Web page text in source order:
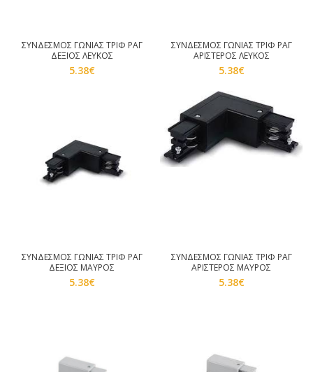
ΣΥΝΔΕΣΜΟΣ ΓΩΝΙΑΣ ΤΡΙΦ ΡΑΓ
ΔΕΞΙΟΣ ΛΕΥΚΟΣ
5.38€
ΣΥΝΔΕΣΜΟΣ ΓΩΝΙΑΣ ΤΡΙΦ ΡΑΓ
ΑΡΙΣΤΕΡΟΣ ΛΕΥΚΟΣ
5.38€
ΣΥΝΔΕΣΜΟΣ ΓΩΝΙΑΣ ΤΡΙΦ ΡΑΓ
ΔΕΞΙΟΣ ΜΑΥΡΟΣ
5.38€
ΣΥΝΔΕΣΜΟΣ ΓΩΝΙΑΣ ΤΡΙΦ ΡΑΓ
ΑΡΙΣΤΕΡΟΣ ΜΑΥΡΟΣ
5.38€